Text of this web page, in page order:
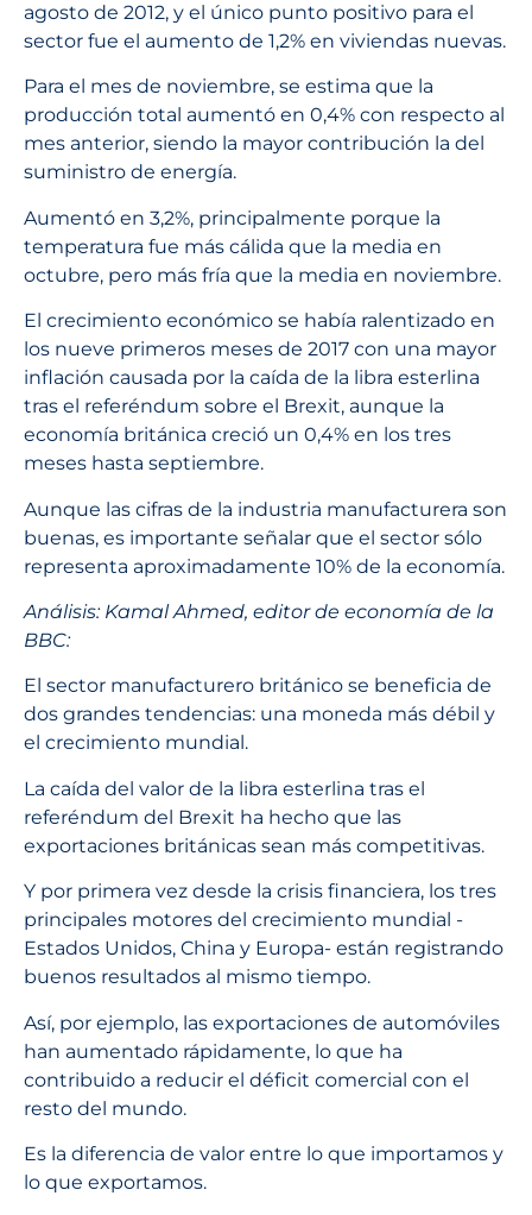
agosto de 2012, y el único punto positivo para el
sector fue el aumento de 1,2% en viviendas nuevas.
Para el mes de noviembre, se estima que la
producción total aumentó en 0,4% con respecto al
mes anterior, siendo la mayor contribución la del
suministro de energía.
Aumentó en 3,2%, principalmente porque la
temperatura fue más cálida que la media en
octubre, pero más fría que la media en noviembre.
El crecimiento económico se había ralentizado en
los nueve primeros meses de 2017 con una mayor
inflación causada por la caída de la libra esterlina
tras el referéndum sobre el Brexit, aunque la
economía británica creció un 0,4% en los tres
meses hasta septiembre.
Aunque las cifras de la industria manufacturera son
buenas, es importante señalar que el sector sólo
representa aproximadamente 10% de la economía.
Análisis: Kamal Ahmed, editor de economía de la
BBC:
El sector manufacturero británico se beneficia de
dos grandes tendencias: una moneda más débil y
el crecimiento mundial.
La caída del valor de la libra esterlina tras el
referéndum del Brexit ha hecho que las
exportaciones británicas sean más competitivas.
Y por primera vez desde la crisis financiera, los tres
principales motores del crecimiento mundial -
Estados Unidos, China y Europa- están registrando
buenos resultados al mismo tiempo.
Así, por ejemplo, las exportaciones de automóviles
han aumentado rápidamente, lo que ha
contribuido a reducir el déficit comercial con el
resto del mundo.
Es la diferencia de valor entre lo que importamos y
lo que exportamos.